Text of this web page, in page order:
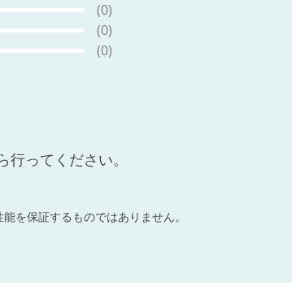
(0)
(0)
(0)
行ってください。
を保証するものではありません。